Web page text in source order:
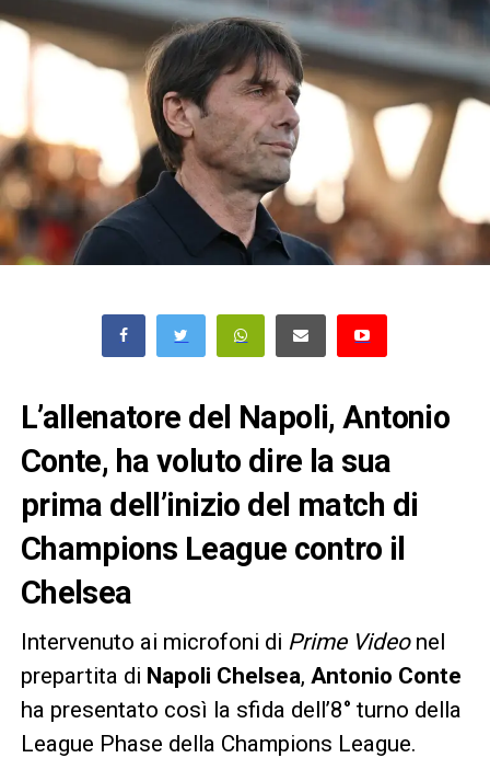
L’allenatore del Napoli, Antonio
Conte, ha voluto dire la sua
prima dell’inizio del match di
Champions League contro il
Chelsea
Intervenuto ai microfoni di Prime Videonel
prepartita di Napoli Chelsea, Antonio Conte
ha presentato così la sfida dell’8° turno della
League Phase della Champions League.